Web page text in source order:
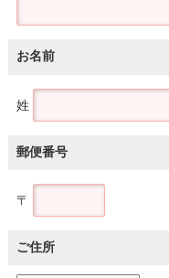
お名前
姓
郵便番号
〒
ご住所